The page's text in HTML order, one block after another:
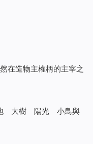
在造物主權柄的主宰之
大樹 陽光 小鳥與